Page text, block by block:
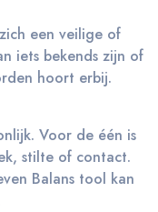
een veilige of
iets bekends zijn of
hoort erbij.
Voor de één is
stilte of contact.
Balans tool kan